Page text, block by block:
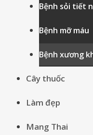
Bệnh sỏi tiết
Bệnh mỡ máu
Bệnh xương
Cây thuốc
Làm đẹp
Mang Thai